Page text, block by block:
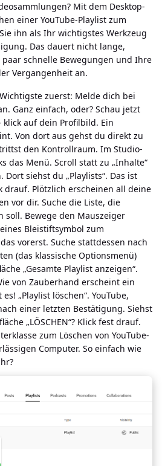
Mit dem Desktop-
einer YouTube-Playlist zum
ihn als Ihr wichtigstes Werkzeug
Das dauert nicht lange,
schnelle Bewegungen und Ihre
Vergangenheit an.
zuerst: Melde dich bei
Ganz einfach, oder? Schau jetzt
auf dein Profilbild. Ein
Von dort aus gehst du direkt zu
den Kontrollraum. Im Studio-
das Menü. Scroll statt zu „Inhalte“
siehst du „Playlists“. Das ist
drauf. Plötzlich erscheinen all deine
vor dir. Suche die Liste, die
soll. Bewege den Mauszeiger
Bleistiftsymbol zum
vorerst. Suche stattdessen nach
(das klassische Optionsmenü)
„Gesamte Playlist anzeigen“.
von Zauberhand erscheint ein
„Playlist löschen“. YouTube,
einer letzten Bestätigung. Siehst
„LÖSCHEN“? Klick fest drauf.
zum Löschen von YouTube-
Computer. So einfach wie